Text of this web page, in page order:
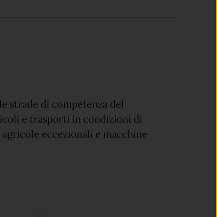
strade di competenza del
e trasporti in condizioni di
eccezionali e macchine